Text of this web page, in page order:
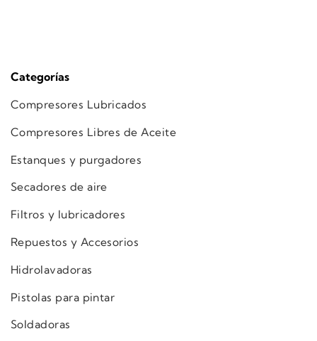
Categorías
Compresores Lubricados
Compresores Libres de Aceite
Estanques y purgadores
Secadores de aire
Filtros y lubricadores
Repuestos y Accesorios
Hidrolavadoras
Pistolas para pintar
Soldadoras